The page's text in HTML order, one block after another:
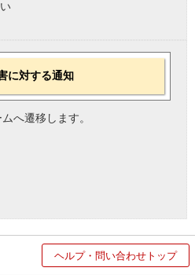
に対する通知
へ遷移します。
ヘルプ・問い合わせトップ